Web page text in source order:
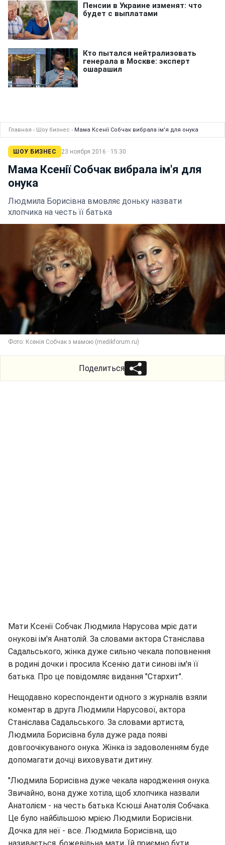
Главная › Шоу бизнес › Мама Ксенії Собчак вибрала ім'я для онука
ШОУ БИЗНЕС 23 ноября 2016 · 15:30
Мама Ксенії Собчак вибрала ім'я для
онука
Людмила Борисівна вмовляє доньку назвати
хлопчика на честь її батька
Фото: Ксенія Собчак з мамою (medikforum.ru)
Поделиться
Мати Ксенії Собчак Людмила Нарусова мріє дати
онукові ім'я Анатолій. За словами актора Станіслава
Садальського, жінка дуже сильно чекала поповнення
в родині дочки і просила Ксенію дати синові ім'я її
батька. Про це повідомляє видання "Стархит".
Нещодавно кореспонденти одного з журналів взяли
коментар в друга Людмили Нарусової, актора
Станіслава Садальського. За словами артиста,
Людмила Борисівна була дуже рада появі
довгоочікуваного онука. Жінка із задоволенням буде
допомагати дочці виховувати дитину.
"Людмила Борисівна дуже чекала народження онука.
Звичайно, вона дуже хотіла, щоб хлопчика назвали
Анатолієм - на честь батька Ксюші Анатолія Собчака.
Це було найбільшою мрією Людмили Борисівни.
Дочка для неї - все. Людмила Борисівна, що